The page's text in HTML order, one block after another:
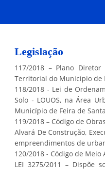
Legislação
117/2018 – Plano
Territorial do Município de
118/2018 - Lei de
Solo - LOUOS, na Área
Município de Feira de
119/2018 – Código de
Alvará De Construção,
empreendimentos de
120/2018 - Código de Meio
LEI 3275/2011 – Dispõe